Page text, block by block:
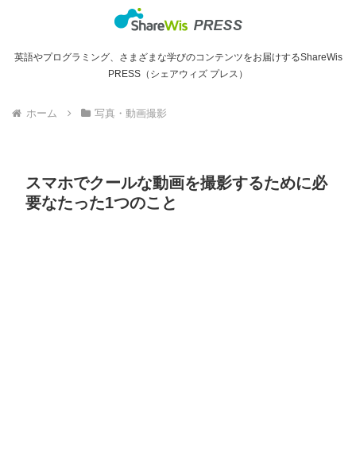
英語やプログラミング、さまざまな学びのコンテンツをお届けするShareWis
PRESS（シェアウィズ プレス）
ホーム 写真・動画撮影
スマホでクールな動画を撮影するために必
要なたった1つのこと